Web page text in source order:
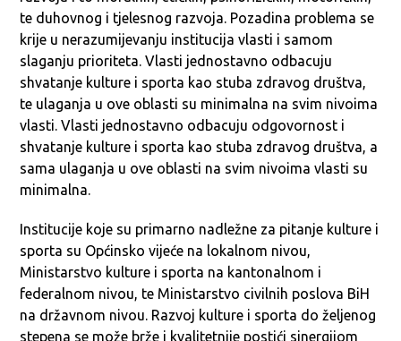
te duhovnog i tjelesnog razvoja. Pozadina problema se
krije u nerazumijevanju institucija vlasti i samom
slaganju prioriteta. Vlasti jednostavno odbacuju
shvatanje kulture i sporta kao stuba zdravog društva,
te ulaganja u ove oblasti su minimalna na svim nivoima
vlasti. Vlasti jednostavno odbacuju odgovornost i
shvatanje kulture i sporta kao stuba zdravog društva, a
sama ulaganja u ove oblasti na svim nivoima vlasti su
minimalna.
Institucije koje su primarno nadležne za pitanje kulture i
sporta su Općinsko vijeće na lokalnom nivou,
Ministarstvo kulture i sporta na kantonalnom i
federalnom nivou, te Ministarstvo civilnih poslova BiH
na državnom nivou. Razvoj kulture i sporta do željenog
stepena se može brže i kvalitetnije postići sinergijom